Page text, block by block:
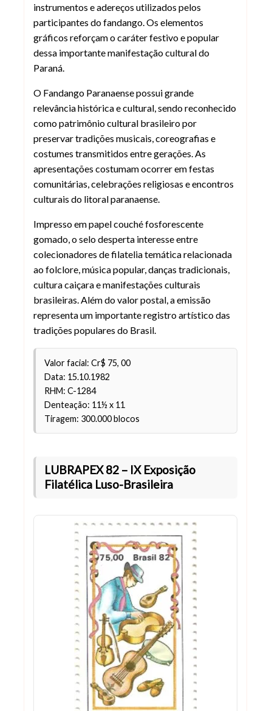
instrumentos e adereços utilizados pelos
participantes do fandango. Os elementos
gráficos reforçam o caráter festivo e popular
dessa importante manifestação cultural do
Paraná.
O Fandango Paranaense possui grande
relevância histórica e cultural, sendo reconhecido
como patrimônio cultural brasileiro por
preservar tradições musicais, coreografias e
costumes transmitidos entre gerações. As
apresentações costumam ocorrer em festas
comunitárias, celebrações religiosas e encontros
culturais do litoral paranaense.
Impresso em papel couché fosforescente
gomado, o selo desperta interesse entre
colecionadores de filatelia temática relacionada
ao folclore, música popular, danças tradicionais,
cultura caiçara e manifestações culturais
brasileiras. Além do valor postal, a emissão
representa um importante registro artístico das
tradições populares do Brasil.
Valor facial: Cr$ 75, 00
Data: 15.10.1982
RHM: C-1284
Denteação: 11½ x 11
Tiragem: 300.000 blocos
LUBRAPEX 82 – IX Exposição
Filatélica Luso-Brasileira